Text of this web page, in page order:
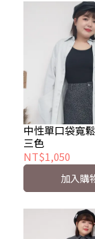
中性單口袋寬
三色
NT$1,050
加入購